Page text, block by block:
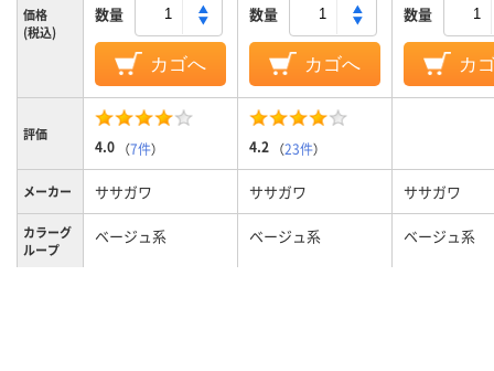
価格
(税込)
数量
カゴへ
数量
カゴへ
数量
カ
評価
4.0 （7件） 4.2 （23件）
メーカー ササガワ ササガワ ササガワ
カラーグ
ループ
ベージュ系 ベージュ系 ベージュ系